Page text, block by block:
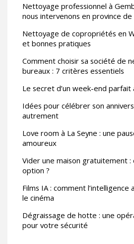
Nettoyage professionnel à
nous intervenons en province
Nettoyage de copropriétés en
et bonnes pratiques
Comment choisir sa société de
bureaux : 7 critères essentiels
Le secret d’un week-end parfait
Idées pour célébrer son
autrement
Love room à La Seyne : une
amoureux
Vider une maison gratuitement :
option ?
Films IA : comment
le cinéma
Dégraissage de hotte : une
pour votre sécurité